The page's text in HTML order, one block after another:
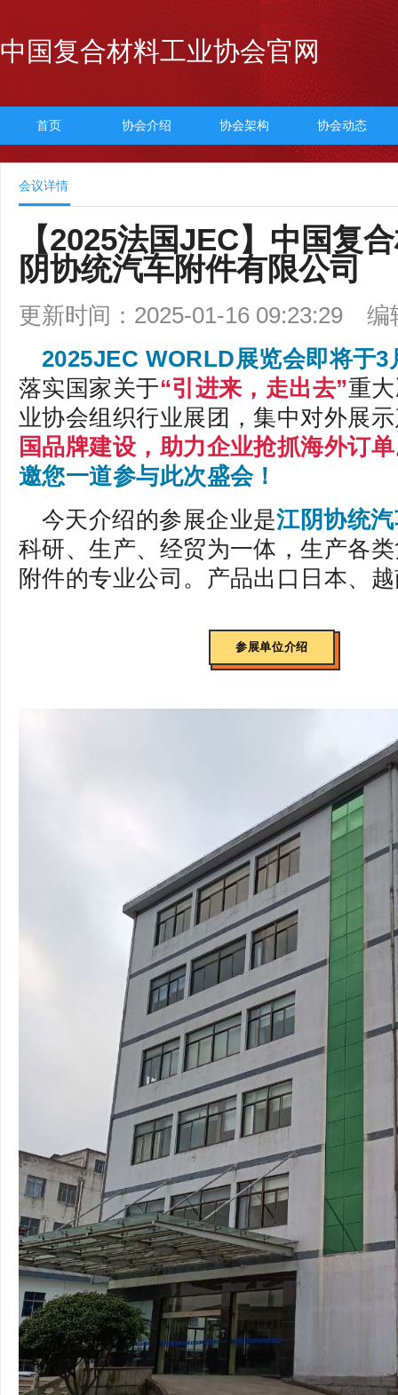
中国复合材料工业协会官网
首页 协会介绍 协会架构 协会动态
会议详情
【2025法国JEC】中国复
阴协统汽车附件有限公司
更新时间：2025-01-16 09:23:29
编
2025JEC WORLD展览会即将于
落实国家关于“引进来，走出去”重
业协会组织行业展团，集中对外展
国品牌建设，助力企业抢抓海外订
邀您一道参与此次盛会！
今天介绍的参展企业是江阴协统
科研、生产、经贸为一体，生产各
附件的专业公司。产品出口日本、
参展单位介绍